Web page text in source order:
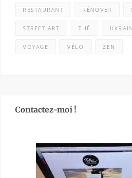
RESTAURANT RÉNOVER
STREET ART THÉ
VOYAGE VÉLO ZEN
Contactez-moi !